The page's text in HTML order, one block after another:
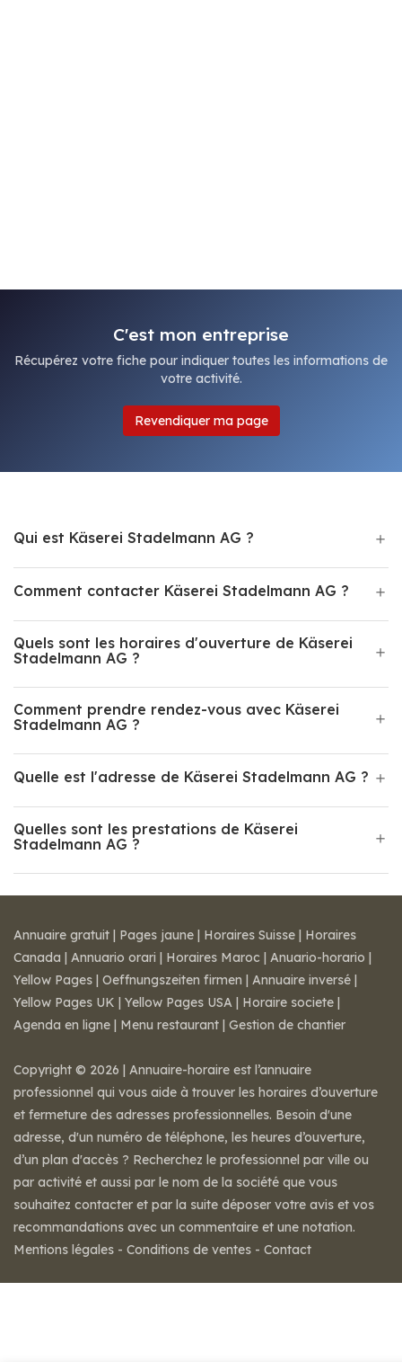
C'est mon entreprise
Récupérez votre fiche pour indiquer toutes les informations de
votre activité.
Revendiquer ma page
Qui est Käserei Stadelmann AG ?
Comment contacter Käserei Stadelmann AG ?
Quels sont les horaires d'ouverture de Käserei
Stadelmann AG ?
Comment prendre rendez-vous avec Käserei
Stadelmann AG ?
Quelle est l'adresse de Käserei Stadelmann AG ?
Quelles sont les prestations de Käserei
Stadelmann AG ?
Annuaire gratuit | Pages jaune | Horaires Suisse | Horaires
Canada | Annuario orari | Horaires Maroc | Anuario-horario |
Yellow Pages | Oeffnungszeiten firmen | Annuaire inversé |
Yellow Pages UK | Yellow Pages USA | Horaire societe |
Agenda en ligne | Menu restaurant | Gestion de chantier
Copyright © 2026 | Annuaire-horaire est l’annuaire
professionnel qui vous aide à trouver les horaires d’ouverture
et fermeture des adresses professionnelles. Besoin d'une
adresse, d'un numéro de téléphone, les heures d’ouverture,
d’un plan d'accès ? Recherchez le professionnel par ville ou
par activité et aussi par le nom de la société que vous
souhaitez contacter et par la suite déposer votre avis et vos
recommandations avec un commentaire et une notation.
Mentions légales - Conditions de ventes - Contact